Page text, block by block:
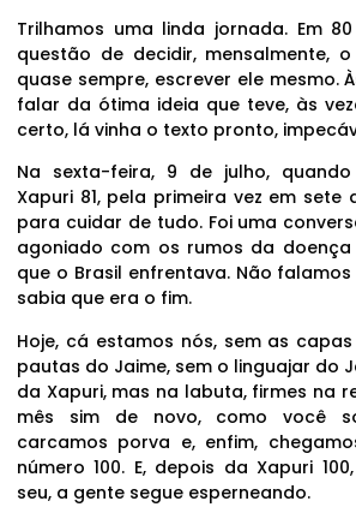
Trilhamos uma linda jornada. Em
questão de decidir, mensalmente,
quase sempre, escrever ele mesmo.
falar da ótima ideia que teve, às
certo, lá vinha o texto pronto,
Na sexta-feira, 9 de julho,
Xapuri 81, pela primeira vez em sete
para cuidar de tudo. Foi uma
agoniado com os rumos da
que o Brasil enfrentava. Não
sabia que era o fim.
Hoje, cá estamos nós, sem as
pautas do Jaime, sem o linguajar do
da Xapuri, mas na labuta, firmes na
mês sim de novo, como você
carcamos porva e, enfim,
número 100. E, depois da Xapuri
seu, a gente segue esperneando.